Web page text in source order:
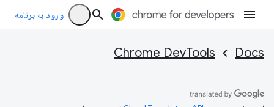
ورود به برنامه
Docs
Chrome DevTools